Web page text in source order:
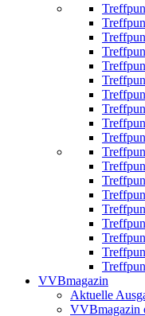
VVBmagazin
Aktuelle
VVBmagazin